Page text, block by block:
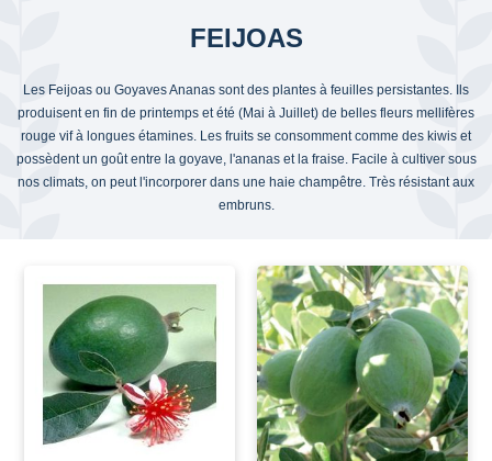
FEIJOAS
Les Feijoas ou Goyaves Ananas sont des plantes à feuilles persistantes. Ils
produisent en fin de printemps et été (Mai à Juillet) de belles fleurs mellifères
rouge vif à longues étamines. Les fruits se consomment comme des kiwis et
possèdent un goût entre la goyave, l'ananas et la fraise. Facile à cultiver sous
nos climats, on peut l'incorporer dans une haie champêtre. Très résistant aux
embruns.